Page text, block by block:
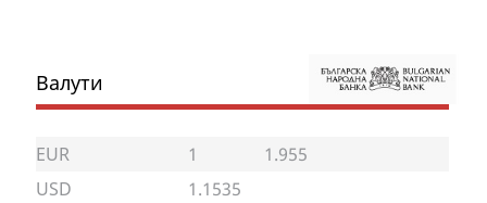
Валути
EUR 1
1.955
USD
1.1535